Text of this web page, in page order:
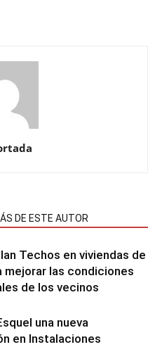
DE ESTE AUTOR
Techos en viviendas de
mejorar las condiciones
de los vecinos
una nueva
en Instalaciones